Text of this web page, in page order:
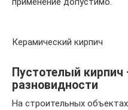
Керамический кирпич
Пустотелый
разновидности
На строительных